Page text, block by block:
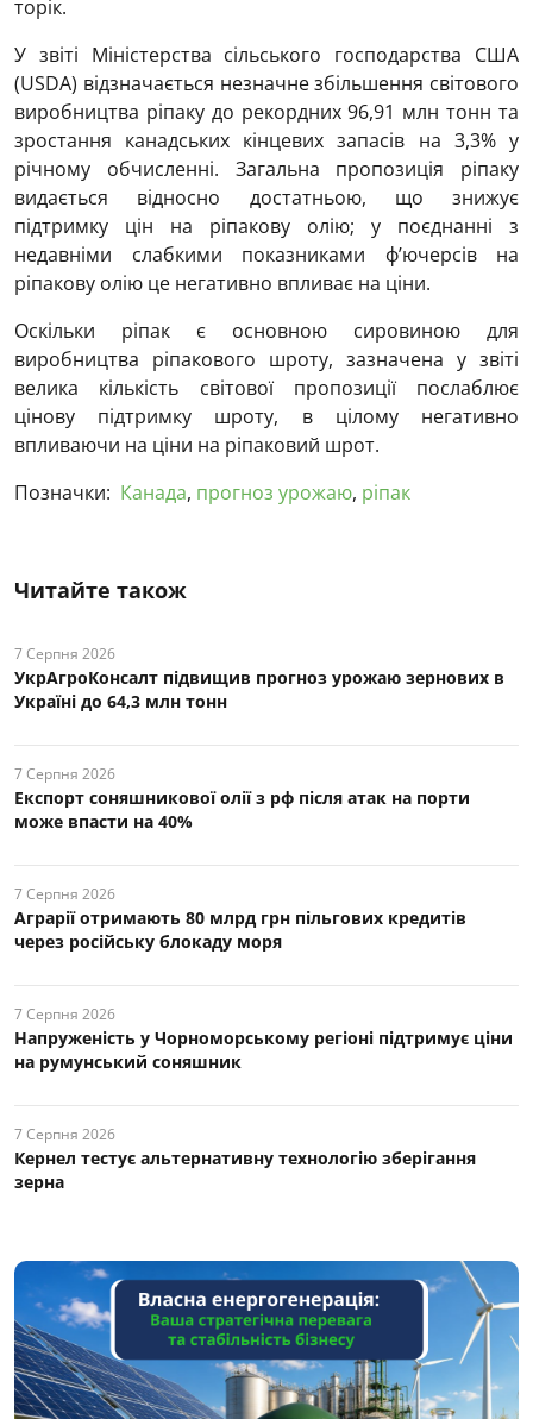
торік.
У звіті Міністерства сільського господарства США
(USDA) відзначається незначне збільшення світового
виробництва ріпаку до рекордних 96,91 млн тонн та
зростання канадських кінцевих запасів на 3,3% у
річному обчисленні. Загальна пропозиція ріпаку
видається відносно достатньою, що знижує
підтримку цін на ріпакову олію; у поєднанні з
недавніми слабкими показниками ф’ючерсів на
ріпакову олію це негативно впливає на ціни.
Оскільки ріпак є основною сировиною для
виробництва ріпакового шроту, зазначена у звіті
велика кількість світової пропозиції послаблює
цінову підтримку шроту, в цілому негативно
впливаючи на ціни на ріпаковий шрот.
Позначки: Канада, прогноз урожаю, ріпак
Читайте також
7 Серпня 2026
УкрАгроКонсалт підвищив прогноз урожаю зернових в
Україні до 64,3 млн тонн
7 Серпня 2026
Експорт соняшникової олії з рф після атак на порти
може впасти на 40%
7 Серпня 2026
Аграрії отримають 80 млрд грн пільгових кредитів
через російську блокаду моря
7 Серпня 2026
Напруженість у Чорноморському регіоні підтримує ціни
на румунський соняшник
7 Серпня 2026
Кернел тестує альтернативну технологію зберігання
зерна